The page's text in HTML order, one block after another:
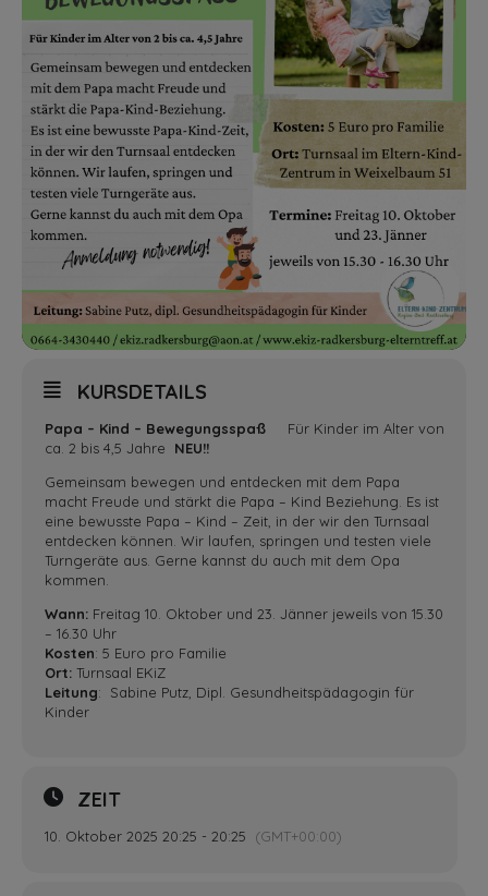
KURSDETAILS
Papa – Kind – Bewegungsspaß Für Kinder im Alter von
ca. 2 bis 4,5 Jahre NEU!!
Gemeinsam bewegen und entdecken mit dem Papa
macht Freude und stärkt die Papa – Kind Beziehung. Es ist
eine bewusste Papa – Kind – Zeit, in der wir den Turnsaal
entdecken können. Wir laufen, springen und testen viele
Turngeräte aus. Gerne kannst du auch mit dem Opa
kommen.
Wann: Freitag 10. Oktober und 23. Jänner jeweils von 15.30
– 16.30 Uhr
Kosten: 5 Euro pro Familie
Ort: Turnsaal EKiZ
Leitung: Sabine Putz, Dipl. Gesundheitspädagogin für
Kinder
ZEIT
10. Oktober 2025 20:25 - 20:25 (GMT+00:00)